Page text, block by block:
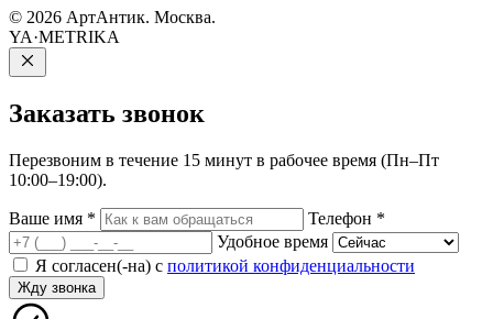
© 2026 АртАнтик. Москва.
YA·METRIKA
Заказать звонок
Перезвоним в течение 15 минут в рабочее время (Пн–Пт
10:00–19:00).
Ваше имя * Телефон *
Удобное время
Я согласен(-на) с политикой конфиденциальности
Жду звонка